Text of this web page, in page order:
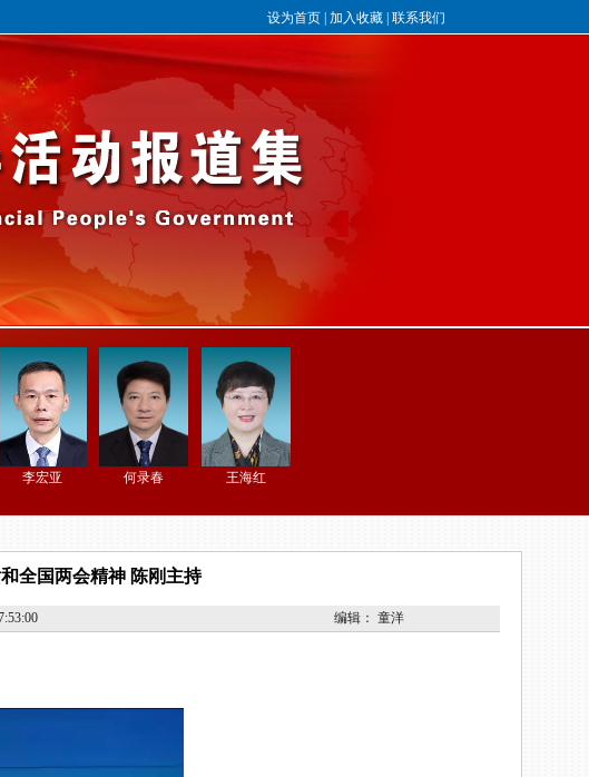
设为首页 加入收藏 联系我们
李宏亚 何录春 王海红
全国两会精神 陈刚主持
编辑： 童洋